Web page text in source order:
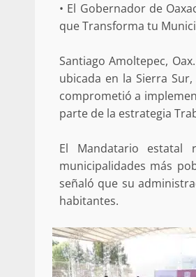
• El Gobernador de
que Transforma tu
Santiago Amoltepec,
ubicada en la Sierra
comprometió a
parte de la estrategia
El Mandatario estatal
municipalidades más
señaló que su
habitantes.
Catalina
10 marzo